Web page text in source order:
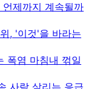
제까지 계속될까
, '이것'을 바라는
폭염 마침내 꺾일